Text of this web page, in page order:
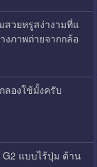
สวยหรูสง่างามที่แ
งภาพถ่ายจากกล้อ
ลองใช้มั้งครับ
G2 แบบไร้ปุ่ม ด้าน